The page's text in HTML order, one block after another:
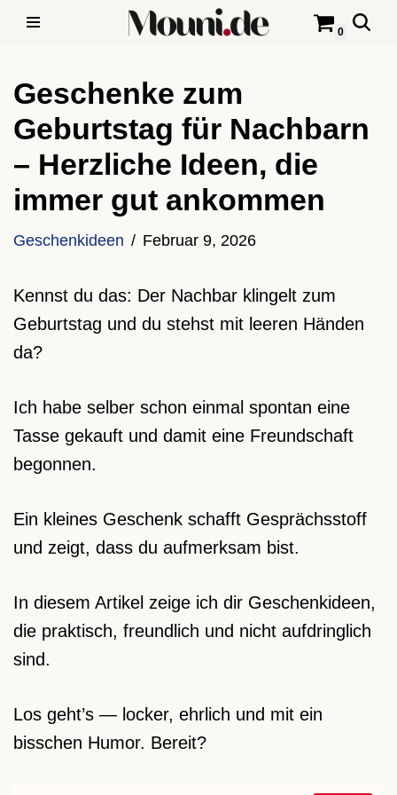
Inhalt
springen
0
Geschenke zum
Geburtstag für Nachbarn
– Herzliche Ideen, die
immer gut ankommen
Geschenkideen Februar 9, 2026
Kennst du das: Der Nachbar klingelt zum
Geburtstag und du stehst mit leeren Händen
da?
Ich habe selber schon einmal spontan eine
Tasse gekauft und damit eine Freundschaft
begonnen.
Ein kleines Geschenk schafft Gesprächsstoff
und zeigt, dass du aufmerksam bist.
In diesem Artikel zeige ich dir Geschenkideen,
die praktisch, freundlich und nicht aufdringlich
sind.
Los geht’s — locker, ehrlich und mit ein
bisschen Humor. Bereit?